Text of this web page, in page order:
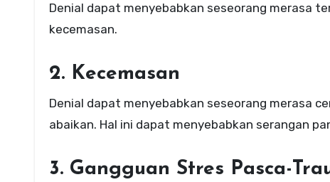
Denial dapat menyebabkan seseorang merasa
kecemasan.
2. Kecemasan
Denial dapat menyebabkan seseorang merasa
abaikan. Hal ini dapat menyebabkan serangan
3. Gangguan Stres Pasca-